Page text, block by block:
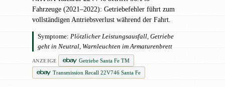
Fahrzeuge (2021–2022): Getriebefehler führt zum
vollständigen Antriebsverlust während der Fahrt.
Symptome: Plötzlicher Leistungsausfall, Getriebe
geht in Neutral, Warnleuchten im Armaturenbrett
ANZEIGE
Getriebe Santa Fe TM
Transmission Recall 22V746 Santa Fe